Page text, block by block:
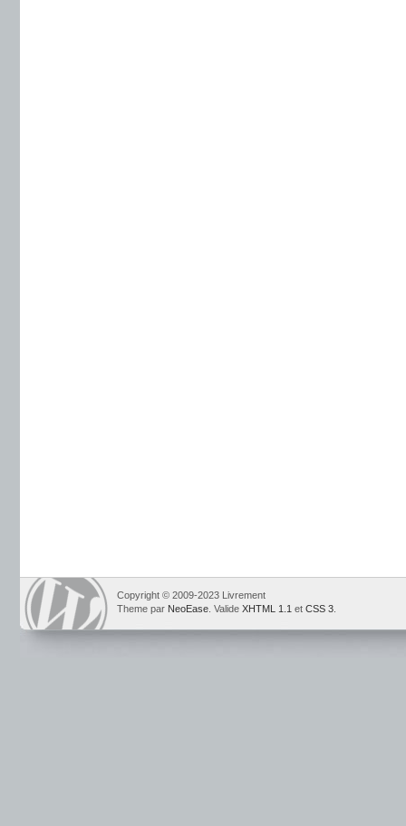
Copyright © 2009-2023 Livrement
Theme par NeoEase . Valide XHTML 1.1 et CSS 3